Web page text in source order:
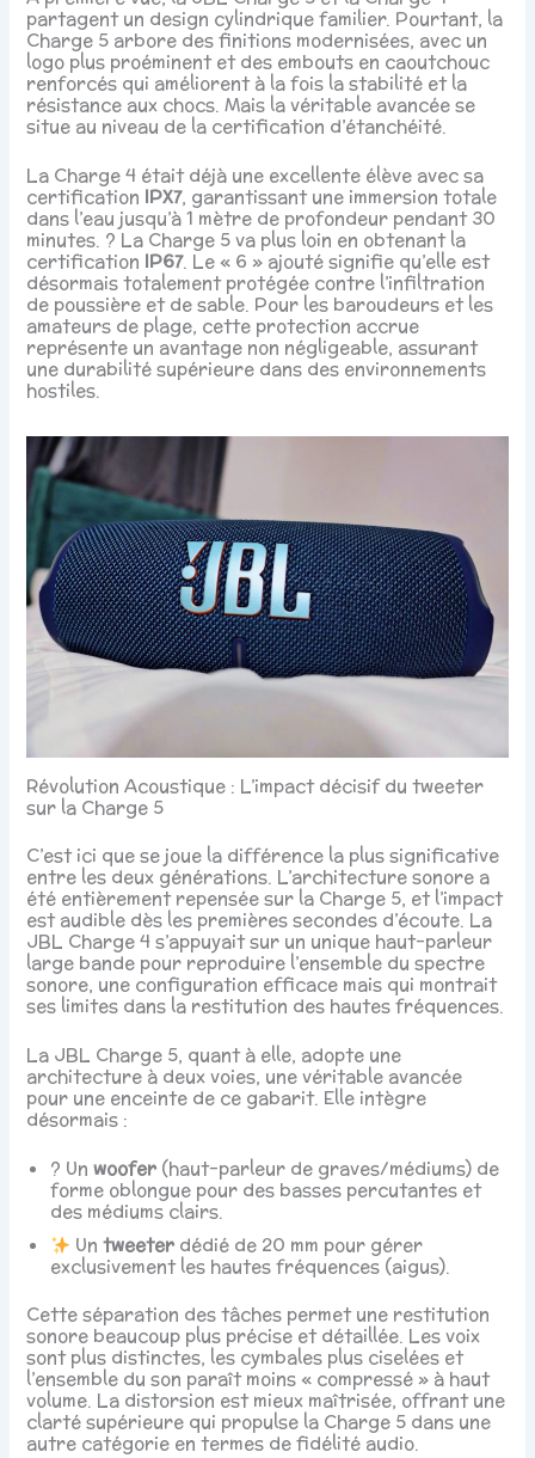
partagent un design cylindrique familier. Pourtant, la
Charge 5 arbore des finitions modernisées, avec un
logo plus proéminent et des embouts en caoutchouc
renforcés qui améliorent à la fois la stabilité et la
résistance aux chocs. Mais la véritable avancée se
situe au niveau de la certification d’étanchéité.
La Charge 4 était déjà une excellente élève avec sa
certification IPX7, garantissant une immersion totale
dans l’eau jusqu’à 1 mètre de profondeur pendant 30
minutes. ? La Charge 5 va plus loin en obtenant la
certification IP67. Le « 6 » ajouté signifie qu’elle est
désormais totalement protégée contre l’infiltration
de poussière et de sable. Pour les baroudeurs et les
amateurs de plage, cette protection accrue
représente un avantage non négligeable, assurant
une durabilité supérieure dans des environnements
hostiles.
Révolution Acoustique : L’impact décisif du tweeter
sur la Charge 5
C’est ici que se joue la différence la plus significative
entre les deux générations. L’architecture sonore a
été entièrement repensée sur la Charge 5, et l’impact
est audible dès les premières secondes d’écoute. La
JBL Charge 4 s’appuyait sur un unique haut-parleur
large bande pour reproduire l’ensemble du spectre
sonore, une configuration efficace mais qui montrait
ses limites dans la restitution des hautes fréquences.
La JBL Charge 5, quant à elle, adopte une
architecture à deux voies, une véritable avancée
pour une enceinte de ce gabarit. Elle intègre
désormais :
? Unwoofer (haut-parleur de graves/médiums) de
forme oblongue pour des basses percutantes et
des médiums clairs.
Untweeter dédié de 20 mm pour gérer
exclusivement les hautes fréquences (aigus).
Cette séparation des tâches permet une restitution
sonore beaucoup plus précise et détaillée. Les voix
sont plus distinctes, les cymbales plus ciselées et
l’ensemble du son paraît moins « compressé » à haut
volume. La distorsion est mieux maîtrisée, offrant une
clarté supérieure qui propulse la Charge 5 dans une
autre catégorie en termes de fidélité audio.